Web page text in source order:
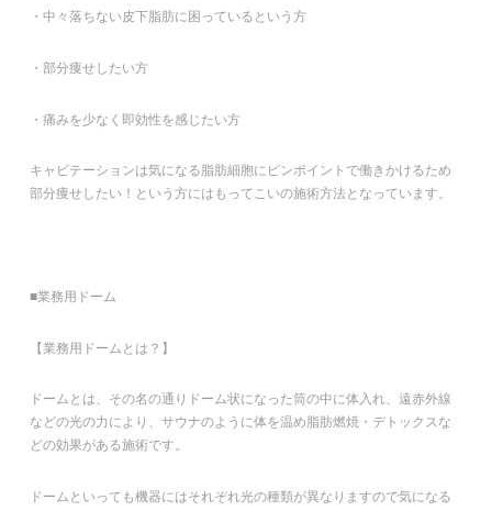
・中々落ちない皮下脂肪に困っているという方
・部分痩せしたい方
・痛みを少なく即効性を感じたい方
キャビテーションは気になる脂肪細胞にピンポイントで働きかけるため
部分痩せしたい！という方にはもってこいの施術方法となっています。
■業務用ドーム
【業務用ドームとは？】
ドームとは、その名の通りドーム状になった筒の中に体入れ、遠赤外線
などの光の力により、サウナのように体を温め脂肪燃焼・デトックスな
どの効果がある施術です。
ドームといっても機器にはそれぞれ光の種類が異なりますので気になる